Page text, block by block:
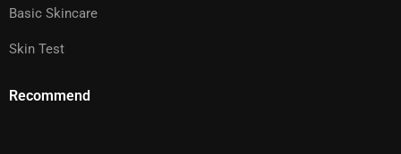
Basic Skincare
Skin Test
Recommend